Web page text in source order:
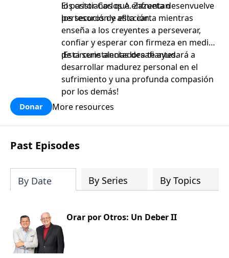
los cristianos que enfrentan
persecución y aflicción.
El pastor Carlos A. Zazueta desenvuelve
los tesoros de esta carta mientras
enseña a los creyentes a perseverar,
confiar y esperar con firmeza en medio
de circunstancias desafiantes.
¡Esta serie alentadora te ayudará a
desarrollar madurez personal en el
sufrimiento y una profunda compasión
por los demás!
Donar More resources
Past Episodes
By Date By Series By Topics
Orar por Otros: Un Deber II